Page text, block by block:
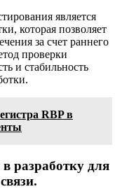
является
которая позволяет
за счет раннего
проверки
и стабильность
RBP в
разработку для